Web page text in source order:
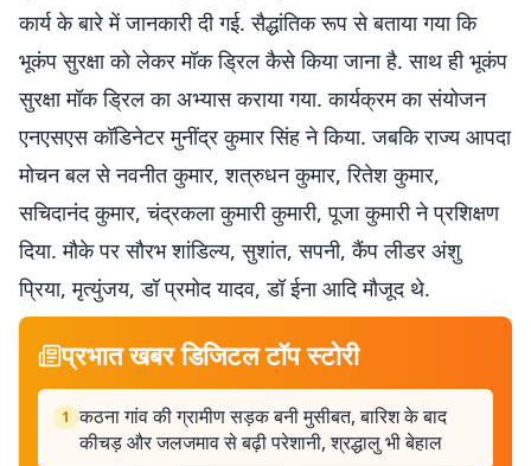
कार्य के बारे में जानकारी दी गई. सैद्धांतिक रूप से बताया गया कि
भूकंप सुरक्षा को लेकर मॉक ड्रिल कैसे किया जाना है. साथ ही भूकंप
सुरक्षा मॉक ड्रिल का अभ्यास कराया गया. कार्यक्रम का संयोजन
एनएसएस कॉडिनेटर मुनींद्र कुमार सिंह ने किया. जबकि राज्य आपदा
मोचन बल से नवनीत कुमार, शत्रुधन कुमार, रितेश कुमार,
सचिदानंद कुमार, चंद्रकला कुमारी कुमारी, पूजा कुमारी ने प्रशिक्षण
दिया. मौके पर सौरभ शांडिल्य, सुशांत, सपनी, कैंप लीडर अंशु
प्रिया, मृत्युंजय, डॉ प्रमोद यादव, डॉ ईना आदि मौजूद थे.
प्रभात खबर डिजिटल टॉप स्टोरी
1 कठना गांव की ग्रामीण सड़क बनी मुसीबत, बारिश के बाद
कीचड़ और जलजमाव से बढ़ी परेशानी, श्रद्धालु भी बेहाल